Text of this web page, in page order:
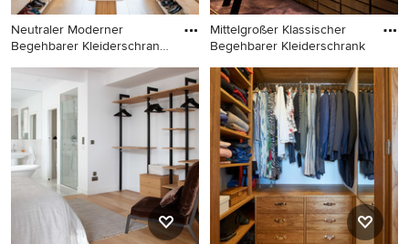
Neutraler Moderner
Begehbarer Kleiderschrank
Neutraler Moderner
Begehbarer Kleiderschrank
mit flächenbündigen
Schrankfronten, hellbraunen
Holzschränken, braunem
Holzboden und braunem
Boden in Barcelona
Mittelgroßer Klassischer
Begehbarer Kleiderschrank
Mittelgroßer Klassischer
Begehbarer Kleiderschrank
mit hellbraunen
Holzschränken,
Teppichboden und
Glasfronten in Stockholm